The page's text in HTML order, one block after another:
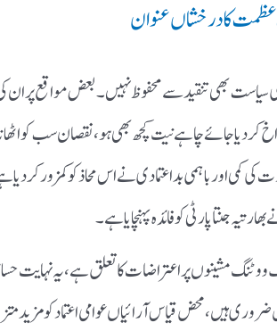
عظمت کا درخشاں عنوان
بھی تنقید سے محفوظ نہیں۔ بعض مواقع پر ان
کر دیا جائے چاہے نیت کچھ بھی ہو، نقصان سب کو
کی کمی اور باہمی بداعتمادی نے اس محاذ کو کمزور کر
جنتا پارٹی کو فائدہ پہنچایا ہے۔
ووٹنگ مشینوں پر اعتراضات کا تعلق ہے، یہ نہایت
ہیں، محض قیاس آرائیاں عوامی اعتماد کو مزید